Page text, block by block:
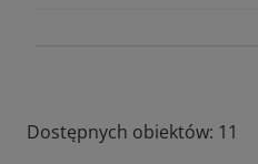
Dostępnych obiektów: 11